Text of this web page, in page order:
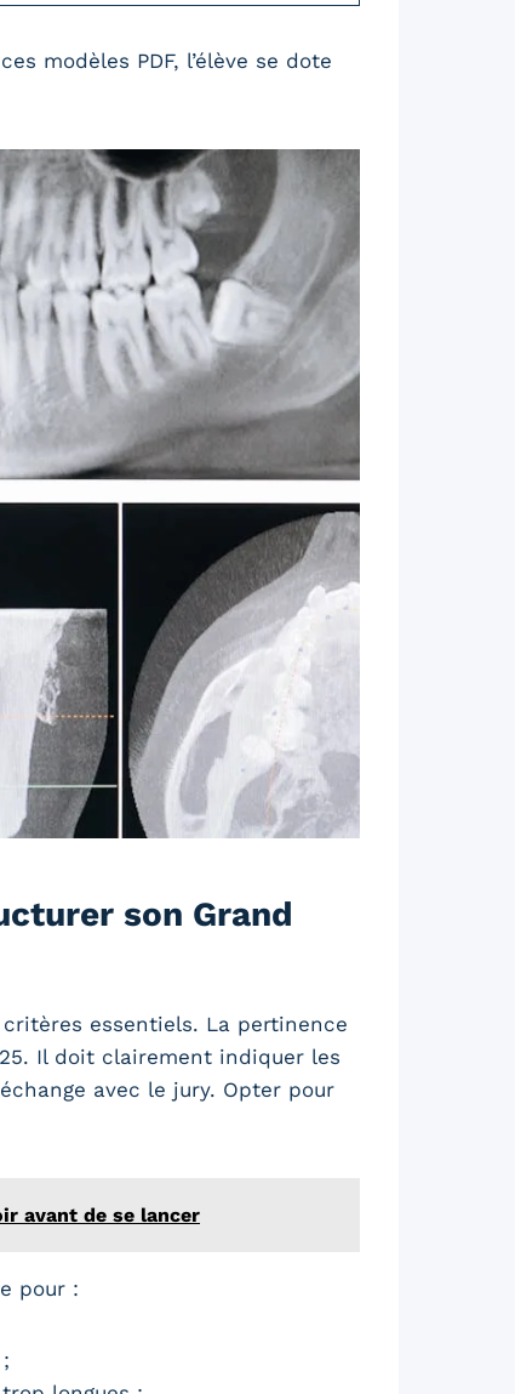
modèles PDF, l’élève se dote
son Grand
essentiels. La pertinence
Il doit clairement indiquer les
avec le jury. Opter pour
avant de se lancer
pour :